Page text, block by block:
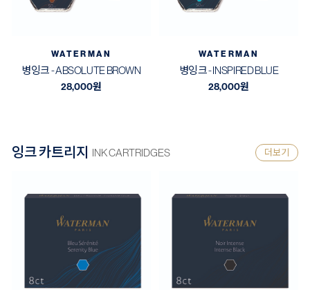
WATERMAN
병잉크 - ABSOLUTE BROWN
28,000원
WATERMAN
병잉크 - INSPIRED BLUE
28,000원
잉크 카트리지 INK CARTRIDGES 더보기